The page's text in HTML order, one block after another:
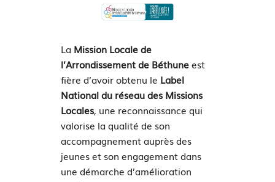
La Mission Locale de
l’Arrondissement de Béthuneest
fière d’avoir obtenu le Label
National du réseau des Missions
Locales, une reconnaissance qui
valorise la qualité de son
accompagnement auprès des
jeunes et son engagement dans
une démarche d’amélioration